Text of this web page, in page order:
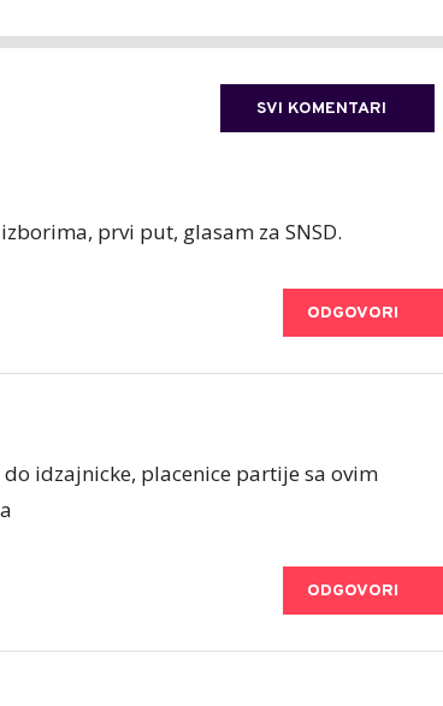
SVI KOMENTARI
prvi put, glasam za SNSD.
ODGOVORI
idzajnicke, placenice partije sa ovim
ODGOVORI